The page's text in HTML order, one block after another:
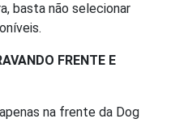
basta não selecionar
FRENTE E
na frente da Dog